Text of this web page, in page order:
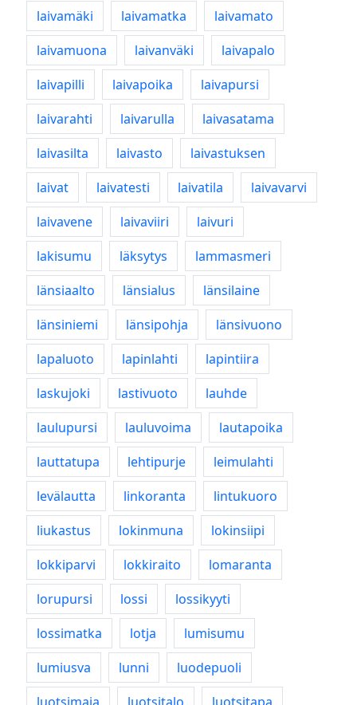
laivamäki
laivamatka
laivamato
laivamuona
laivanväki
laivapalo
laivapilli
laivapoika
laivapursi
laivarahti
laivarulla
laivasatama
laivasilta
laivasto
laivastuksen
laivat
laivatesti laivatila
laivavarvi
laivavene
laivaviiri
laivuri
lakisumu
läksytys
lammasmeri
länsiaalto
länsialus
länsilaine
länsiniemi
länsipohja
länsivuono
lapaluoto
lapinlahti
lapintiira
laskujoki
lastivuoto
lauhde
laulupursi
lauluvoima
lautapoika
lauttatupa
lehtipurje
leimulahti
levälautta
linkoranta
lintukuoro
liukastus
lokinmuna
lokinsiipi
lokkiparvi
lokkiraito
lomaranta
lorupursi
lossi
lossikyyti
lossimatka
lotja
lumisumu
lumiusva
lunni
luodepuoli